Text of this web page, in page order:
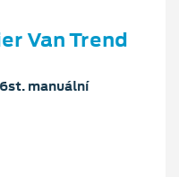
Van Trend
manuální